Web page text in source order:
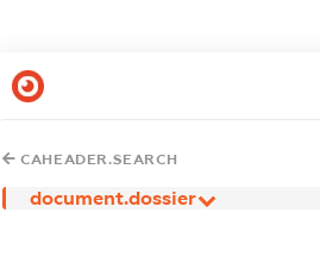
CAHEADER.SEARCH
document.dossier